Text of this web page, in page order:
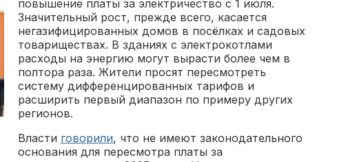
повышение платы за электричество с 1 июля.
Значительный рост, прежде всего, касается
негазифицированных домов в посёлках и садовых
товариществах. В зданиях с электрокотлами
расходы на энергию могут вырасти более чем в
полтора раза. Жители просят пересмотреть
систему дифференцированных тарифов и
расширить первый диапазон по примеру других
регионов.
Власти говорили, что не имеют законодательного
основания для пересмотра платы за